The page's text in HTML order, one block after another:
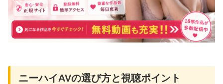
ニーハイAVの選び方と視聴ポイント